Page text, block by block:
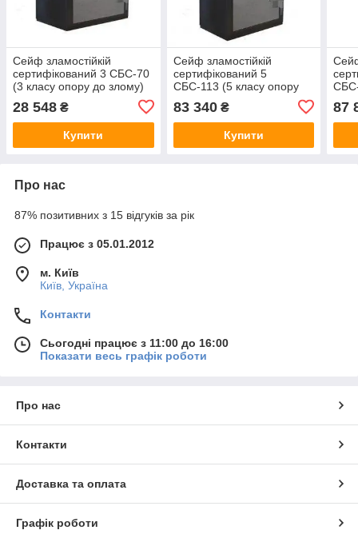
Сейф зламостійкій
сертифікований 3 СБС-70
(3 класу опору до злому)
28 548 ₴
Купити
Сейф зламостійкій
сертифікований 5
СБС-113 (5 класу опору
1130(в)х600(ш)х650(гл) з
двома ключовими
83 340₴
Купити
87
Про нас
87% позитивних з 15 відгуків за рік
Працює з 05.01.2012
м. Київ
Київ, Україна
Контакти
Сьогодні працює з 11:00 до 16:00
Показати весь графік роботи
Про нас
Контакти
Доставка та оплата
Графік роботи